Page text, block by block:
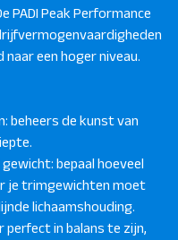
PADI Peak Performance
naar een hoger niveau.
beheers de kunst van
bepaal hoeveel
je trimgewichten moet
lichaamshouding.
in balans te zijn,